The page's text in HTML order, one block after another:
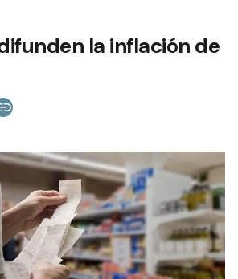
la inflación de